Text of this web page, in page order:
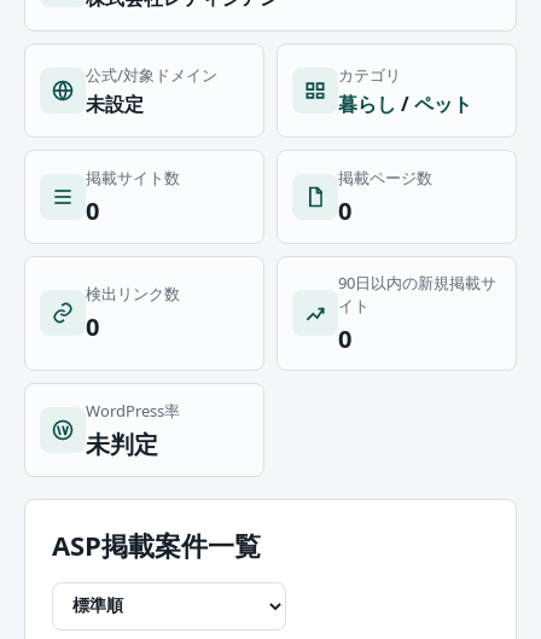
公式/対象ドメイン
未設定
カテゴリ
暮らし /ペット
掲載サイト数
0
掲載ページ数
0
検出リンク数
0
90日以内の新規掲載サ
イト
0
WordPress率
未判定
ASP掲載案件一覧